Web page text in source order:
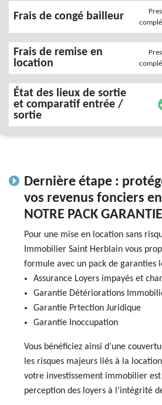
Frais de congé bailleur
Frais de remise en
location
État des lieux de sortie
et comparatif entrée /
sortie
Dernière étape :
vos revenus fonciers
NOTRE PACK
Pour une mise en location sans
Immobilier Saint Herblain vous
formule avec un pack de garanties
Assurance Loyers impayés et
Garantie Détériorations
Garantie Prtection Juridique
Garantie Inoccupation
Vous bénéficiez ainsi d’une
les risques majeurs liés à la
votre investissement immobilier
perception des loyers à l’intégrité